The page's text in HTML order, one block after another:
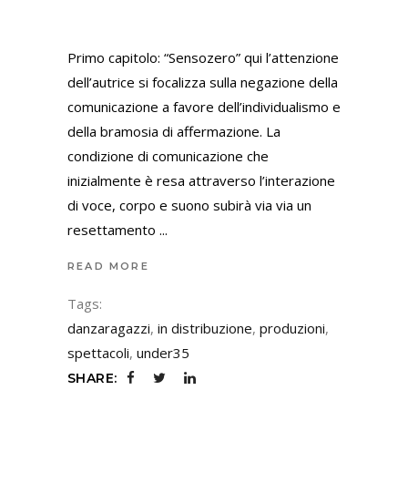
Primo capitolo: “Sensozero” qui l’attenzione
dell’autrice si focalizza sulla negazione della
comunicazione a favore dell’individualismo e
della bramosia di affermazione. La
condizione di comunicazione che
inizialmente è resa attraverso l’interazione
di voce, corpo e suono subirà via via un
resettamento
READ MORE
Tags:
danzaragazzi, in distribuzione, produzioni,
spettacoli, under35
SHARE: